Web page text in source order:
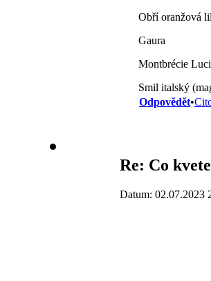
Obří oranžová
Gaura
Montbrécie
Smil italský
Odpovědět•
Re: Co
Datum: 02.07.2023